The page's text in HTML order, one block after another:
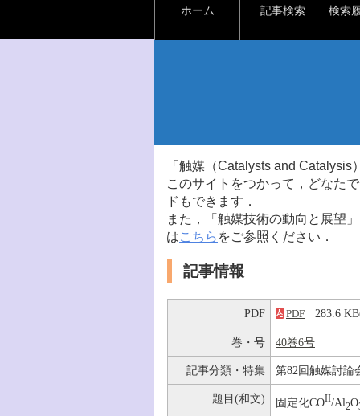
ホーム 記事検索 検索
「触媒（Catalysts and
このサイトをつかって，どなた
ドもできます．
また，「触媒技術の動向と展望
はこちら をご参照ください．
記事情報
PDF PDF 283.6
巻・号 40巻6号
記事分類・特集 第82回触媒討論
題目(和文) 固定化COII/Al2O